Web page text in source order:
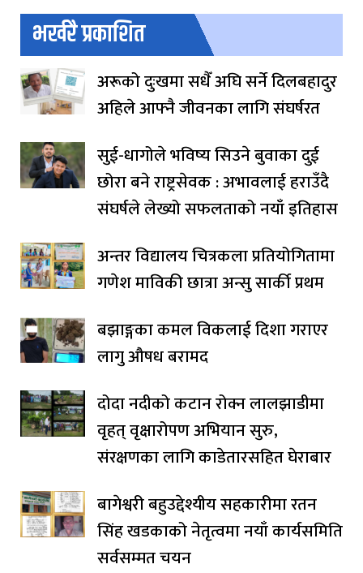
भर्खरै प्रकाशित
अरूको दुःखमा सधैँ अघि सर्ने दिलबहादुर
अहिले आफ्नै जीवनका लागि संघर्षरत
सुई-धागोले भविष्य सिउने बुवाका दुई
छोरा बने राष्ट्रसेवक : अभावलाई हराउँदै
संघर्षले लेख्यो सफलताको नयाँ इतिहास
अन्तर विद्यालय चित्रकला प्रतियोगितामा
गणेश माविकी छात्रा अन्सु सार्की प्रथम
बझाङ्गका कमल विकलाई दिशा गराएर
लागु औषध बरामद
दोदा नदीको कटान रोक्न लालझाडीमा
वृहत् वृक्षारोपण अभियान सुरु,
संरक्षणका लागि काडेतारसहित घेराबार
बागेश्वरी बहुउद्देश्यीय सहकारीमा रतन
सिंह खडकाको नेतृत्वमा नयाँ कार्यसमिति
सर्वसम्मत चयन